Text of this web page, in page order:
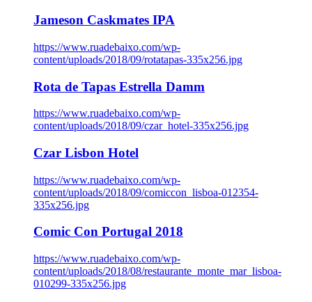
Jameson Caskmates IPA
https://www.ruadebaixo.com/wp-
content/uploads/2018/09/rotatapas-335x256.jpg
Rota de Tapas Estrella Damm
https://www.ruadebaixo.com/wp-
content/uploads/2018/09/czar_hotel-335x256.jpg
Czar Lisbon Hotel
https://www.ruadebaixo.com/wp-
content/uploads/2018/09/comiccon_lisboa-012354-
335x256.jpg
Comic Con Portugal 2018
https://www.ruadebaixo.com/wp-
content/uploads/2018/08/restaurante_monte_mar_lisboa-
010299-335x256.jpg